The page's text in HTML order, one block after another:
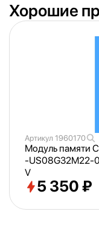
Хорошие
Артикул 1960170
Модуль памяти
-US08G32M22-
V
5 350 ₽